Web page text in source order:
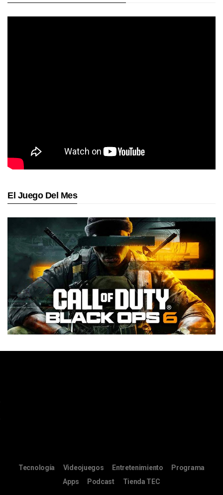
El Juego Del Mes
Tecnología Videojuegos Entretenimiento
Programa
Apps
Podcast Tienda TEC